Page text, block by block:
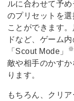
ルに合わせて予
のプリセットを
ことができます
ドなど、ゲーム
「Scout Mode」
敵や相手のかす
ります。
もちろん、クリ